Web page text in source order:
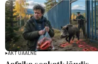
AKTUAALNE